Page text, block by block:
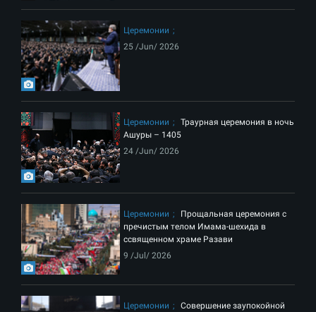
Церемонии
25 /Jun/ 2026
Церемонии
Траурная церемония в ночь
Ашуры – 1405
24 /Jun/ 2026
Церемонии
Прощальная церемония с
пречистым телом Имама-шехида в
ссвященном храме Разави
9 /Jul/ 2026
Церемонии
Совершение заупокойной